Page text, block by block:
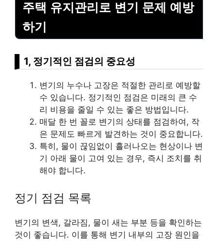
주택 유지관리로 변기 문제 예방
하기
1, 정기적인 점검의 중요성
변기의 누수나 고장은 적절한 관리로 예방할
수 있습니다. 정기적인 점검은 미래의 큰 수
리 비용을 줄일 수 있는 좋은 방법입니다.
매달 한 번 꼴로 변기의 상태를 점검하여, 작
은 문제도 빠르게 발견하는 것이 중요합니다.
특히, 물이 끊임없이 흘러나오는 현상이나 변
기 아래 물이 고여 있는 경우, 즉시 조치를 취
해야 합니다.
정기 점검 목록
변기의 변색, 갈라짐, 물이 새는 부분 등을 확인하는
것이 좋습니다. 이를 통해 변기 내부의 고장 원인을